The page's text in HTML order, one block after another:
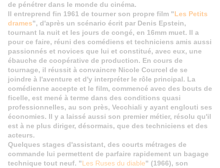
de pénétrer dans le monde du cinéma.
Il entreprend fin 1961 de tourner son propre film "Les Petits
drames", d'après un scénario écrit par Denis Epstein,
tournant la nuit et les jours de congé, en 16mm muet. Il a
pour ce faire, réuni des comédiens et techniciens amis aussi
passionnés et novices que lui et constitué, avec eux, une
ébauche de coopérative de production. En cours de
tournage, il réussit à convaincre Nicole Courcel de se
joindre à l'aventure et d'y interpréter le rôle principal. La
comédienne accepte et le film, commencé avec des bouts de
ficelle, est mené à terme dans des conditions quasi
professionnelles, au son près, Vecchiali y ayant englouti ses
économies. Il y a laissé aussi son premier métier, résolu qu'il
est à ne plus diriger, désormais, que des techniciens et des
acteurs.
Quelques stages d'assistant, des courts métrages de
commande lui permettent de parfaire rapidement un bagage
technique tout neuf. "Les Ruses du diable" (1966), son